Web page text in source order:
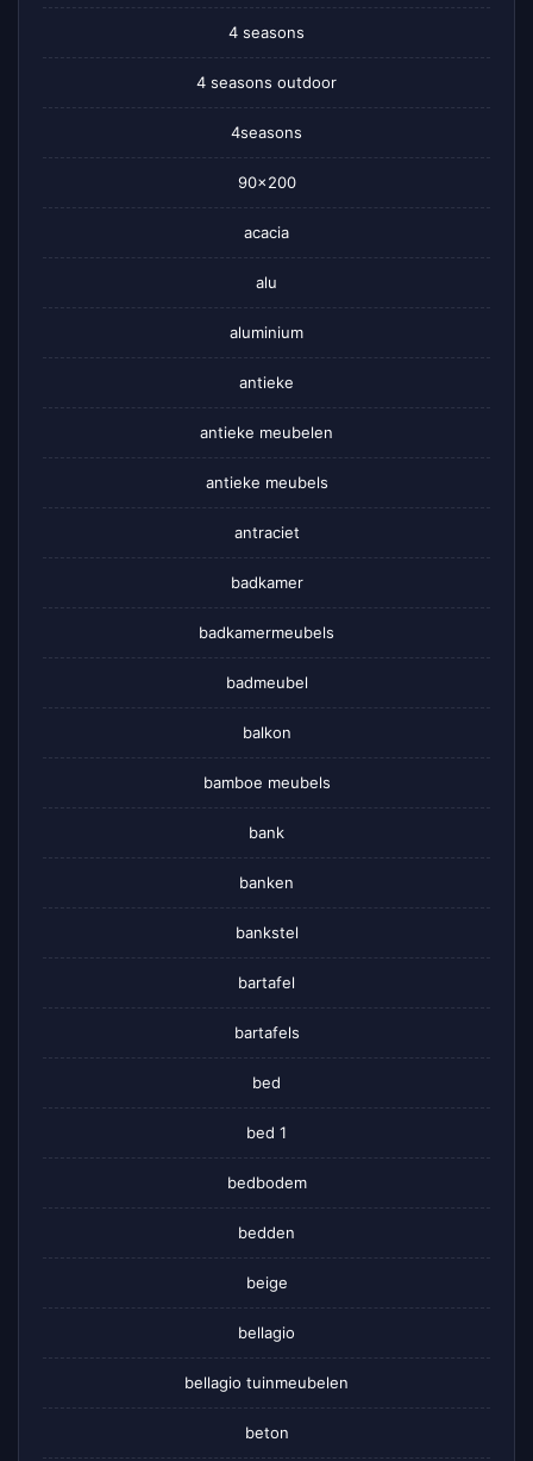
4 seasons
4 seasons outdoor
4seasons
90×200
acacia
alu
aluminium
antieke
antieke meubelen
antieke meubels
antraciet
badkamer
badkamermeubels
badmeubel
balkon
bamboe meubels
bank
banken
bankstel
bartafel
bartafels
bed
bed 1
bedbodem
bedden
beige
bellagio
bellagio tuinmeubelen
beton